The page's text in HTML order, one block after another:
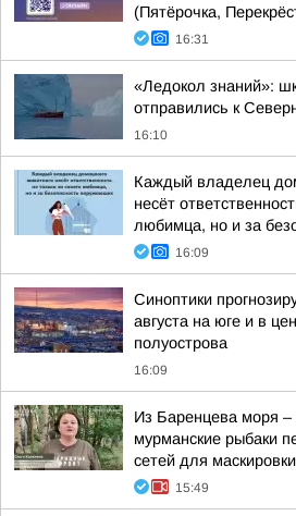
(Пятёрочка,
16:31
«Ледокол знаний»:
отправились к
16:10
Каждый владелец
несёт
любимца, но и за
16:09
Синоптики
августа на юге и в
полуострова
16:09
Из Баренцева моря
мурманские рыбаки
сетей для маскировки
15:49